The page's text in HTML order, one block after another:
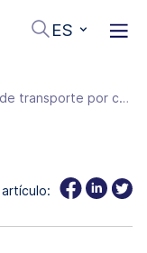
ES
Iniciar una empresa de transporte por carretera – Paso 1: Planificación e investigación